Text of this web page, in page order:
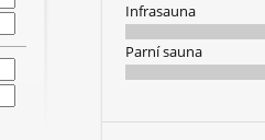
Infrasauna
Parní sauna